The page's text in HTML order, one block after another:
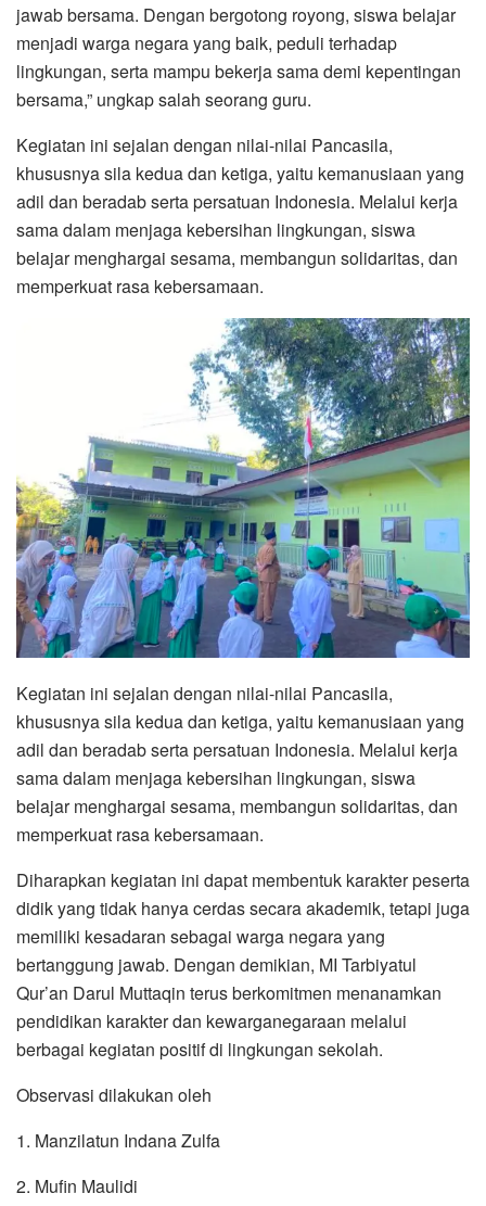
jawab bersama. Dengan bergotong royong, siswa belajar
menjadi warga negara yang baik, peduli terhadap
lingkungan, serta mampu bekerja sama demi kepentingan
bersama,” ungkap salah seorang guru.
Kegiatan ini sejalan dengan nilai-nilai Pancasila,
khususnya sila kedua dan ketiga, yaitu kemanusiaan yang
adil dan beradab serta persatuan Indonesia. Melalui kerja
sama dalam menjaga kebersihan lingkungan, siswa
belajar menghargai sesama, membangun solidaritas, dan
memperkuat rasa kebersamaan.
Kegiatan ini sejalan dengan nilai-nilai Pancasila,
khususnya sila kedua dan ketiga, yaitu kemanusiaan yang
adil dan beradab serta persatuan Indonesia. Melalui kerja
sama dalam menjaga kebersihan lingkungan, siswa
belajar menghargai sesama, membangun solidaritas, dan
memperkuat rasa kebersamaan.
Diharapkan kegiatan ini dapat membentuk karakter peserta
didik yang tidak hanya cerdas secara akademik, tetapi juga
memiliki kesadaran sebagai warga negara yang
bertanggung jawab. Dengan demikian, MI Tarbiyatul
Qur’an Darul Muttaqin terus berkomitmen menanamkan
pendidikan karakter dan kewarganegaraan melalui
berbagai kegiatan positif di lingkungan sekolah.
Observasi dilakukan oleh
1. Manzilatun Indana Zulfa
2. ⁠Mufin Maulidi